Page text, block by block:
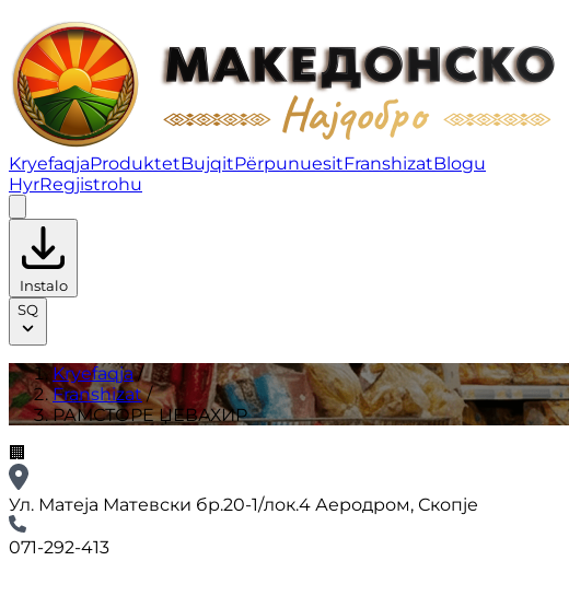
РАМСТОРE ЏЕВАХИР | Franshizat
KryefaqjaProduktetBujqitPërpunuesitFranshizatBlogu
HyrRegjistrohu
Instalo
SQ
Kryefaqja/
Franshizat/
РАМСТОРE ЏЕВАХИР
🏢
Ул. Матеја Матевски бр.20-1/лок.4 Аеродром, Скопје
071-292-413